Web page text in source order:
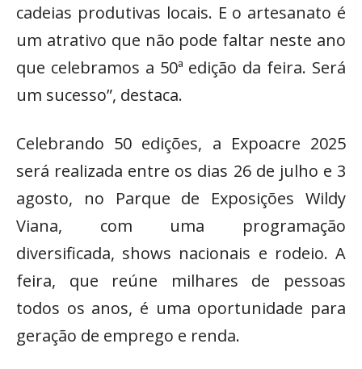
cadeias produtivas locais. E o artesanato é
um atrativo que não pode faltar neste ano
que celebramos a 50ª edição da feira. Será
um sucesso”, destaca.
Celebrando 50 edições, a Expoacre 2025
será realizada entre os dias 26 de julho e 3
agosto, no Parque de Exposições Wildy
Viana, com uma programação
diversificada, shows nacionais e rodeio. A
feira, que reúne milhares de pessoas
todos os anos, é uma oportunidade para
geração de emprego e renda.